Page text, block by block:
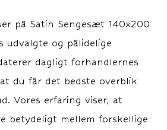
Materiale Materiale: 100%
Bomuldssatin. Trådetæthed:
500 tråde pr. kvadrattomme
på Satin Sengesæt 140x200
udvalgte og pålidelige
dagligt forhandlernes
du får det bedste overblik
Vores erfaring viser, at
betydeligt mellem forskellige